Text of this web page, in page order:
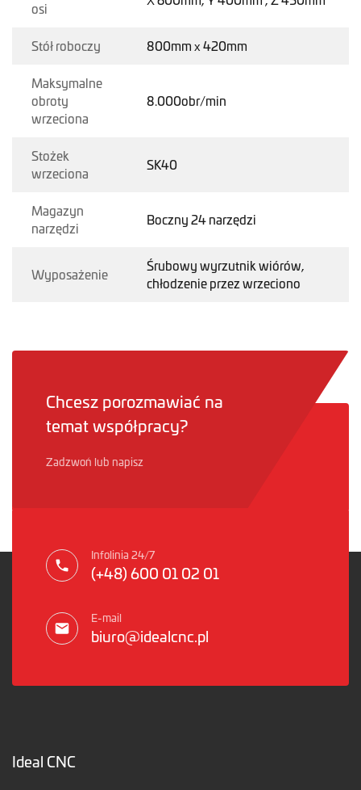
osi
Stół roboczy 800mm x 420mm
Maksymalne
obroty
wrzeciona
8.000obr/min
Stożek
wrzeciona
SK40
Magazyn
narzędzi
Boczny 24 narzędzi
Wyposażenie
Śrubowy wyrzutnik wiórów,
chłodzenie przez wrzeciono
Chcesz porozmawiać na
temat współpracy?
Zadzwoń lub napisz
Infolinia 24/7
(+48) 600 01 02 01
E-mail
biuro@idealcnc.pl
Ideal CNC